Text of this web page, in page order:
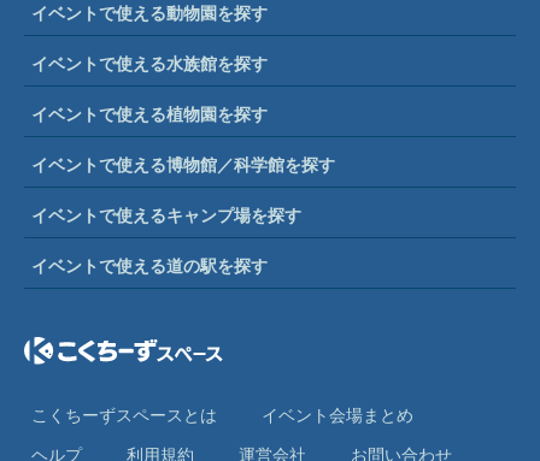
イベントで使える動物園を探す
イベントで使える水族館を探す
イベントで使える植物園を探す
イベントで使える博物館／科学館を探す
イベントで使えるキャンプ場を探す
イベントで使える道の駅を探す
こくちーずスペースとは
イベント会場まとめ
ヘルプ
利⽤規約 運営会社 お問い合わせ